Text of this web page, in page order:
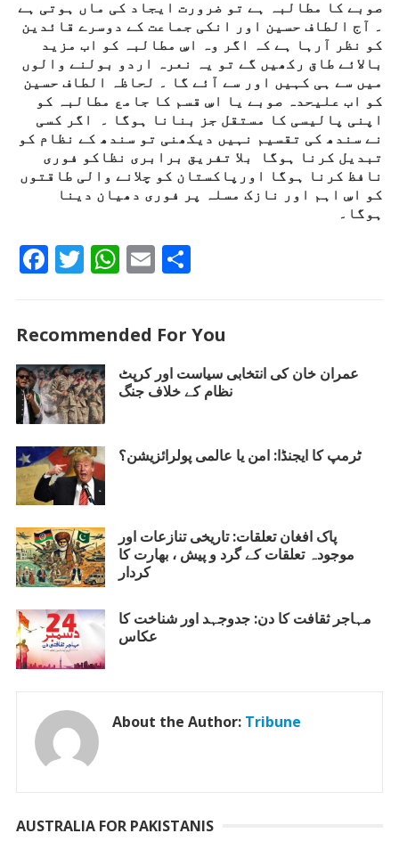
صوبے کا مطالبہ ہے تو ضرورت ایجاد کی ماں ہوتی ہے
۔ آج الطاف حسین اور انکی جماعت کے دوسرے قائدین
کو نظر آرہا ہے کہ اگر وہ اسِ مطالبہ کو اب مزید
بالائے طاق رکھیں گے تو یہ نعرہ اردو بولنے والوں
میں سے ہی کہیں اور سے آئے گا ۔ لحاظہ الطاف حسین
کو اب علیحدہ صوبے یا اسِ قسم کا جامع مطالبہ کو
اپنی پالیسی کا مستقل جز بنانا ہوگا ۔ اگر کسی
نے سندھ کی تقسیم نہیں دیکھنی تو سندھ کے نظام کو
تبدیل کرنا ہوگا بلا تفریق برابری نظاکو فوری
نافظ کرنا ہوگا اورپاکستان کو چلانے والی طاقتوں
کو اسِ اہم اور نازک مسلہ پر فوری دھیان دینا
ہوگا۔
F
b
o
o
k
T
er
W
s
A
p
E
l
S
e
Recommended For You
عمران خان کی انتخابی سیاست اور کرپٹ
نظام کے خلاف جنگ
ٹرمپ کا ایجنڈا: امن یا عالمی پولرائزیشن؟
پاک افغان تعلقات: تاریخی تنازعات اور
موجودہ تعلقات کے گرد و پیش ، بھارت کا
کردار
مہاجر ثقافت کا دن: جدوجہد اور شناخت کا
عکاس
About the Author: Tribune
AUSTRALIA FOR PAKISTANIS